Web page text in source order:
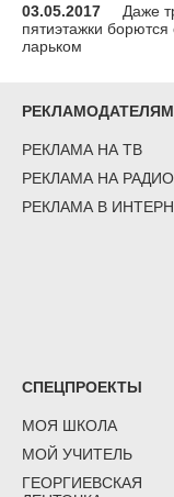
03.05.2017
Даже
пятиэтажки
ларьком
РЕКЛАМОДАТЕЛЯМ
РЕКЛАМА НА ТВ
РЕКЛАМА НА РАДИО
РЕКЛАМА В
СПЕЦПРОЕКТЫ
МОЯ ШКОЛА
МОЙ УЧИТЕЛЬ
ГЕОРГИЕВСКАЯ